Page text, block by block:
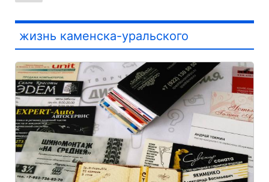
жизнь каменска-уральского